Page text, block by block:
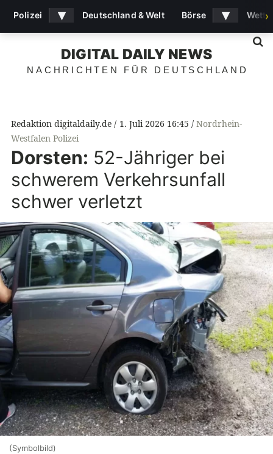
DIGITAL DAILY NEWS
NACHRICHTEN FÜR DEUTSCHLAND
Redaktion digitaldaily.de 1. Juli 2026 16:45
Nordrhein-
Westfalen Polizei
Dorsten: 52-Jähriger bei
schwerem Verkehrsunfall
schwer verletzt
(Symbolbild)
Polizei ▾ Deutschland & Welt Börse ▾ ›